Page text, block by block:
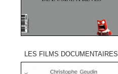
LES FILMS DOCUMENTAIRES